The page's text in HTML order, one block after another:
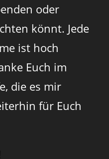
oder
könnt. Jede
ist hoch
Euch im
die es mir
für Euch